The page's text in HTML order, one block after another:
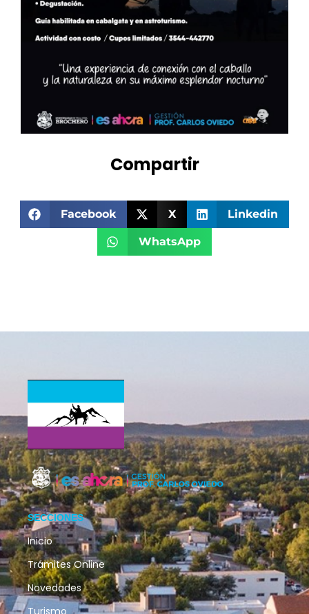
Compartir
Facebook X Linkedin
WhatsApp
SECCIONES
Inicio
Trámites Online
Novedades
Turismo